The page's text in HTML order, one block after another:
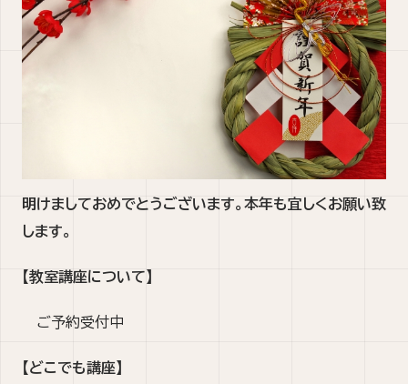
明けましておめでとうございます。本年も宜しくお願い致
します。
【教室講座について】
ご予約受付中
【どこでも講座】